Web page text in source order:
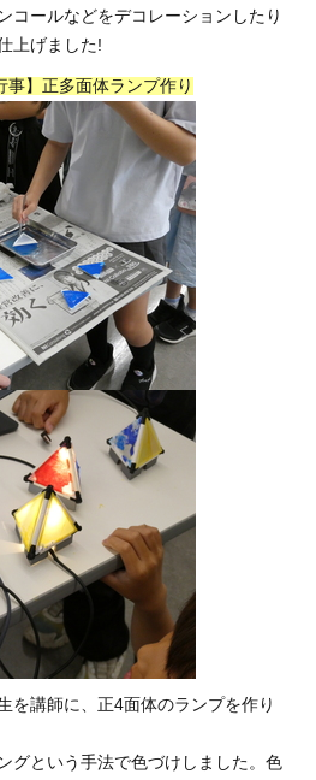
コールなどをデコレーションしたり
上げました!
】正多面体ランプ作り
を講師に、正4面体のランプを作り
グという手法で色づけしました。色